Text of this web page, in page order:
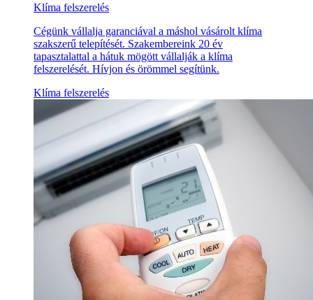
Klíma felszerelés
Cégünk vállalja garanciával a máshol vásárolt klíma
szakszerű telepítését. Szakembereink 20 év
tapasztalattal a hátuk mögött vállalják a klíma
felszerelését. Hívjon és örömmel segítünk.
Klíma felszerelés